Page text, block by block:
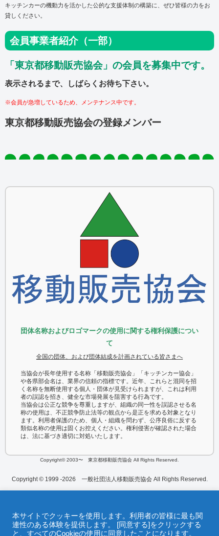
キッチンカーの機動力を活かした公的な支援体制の構築に、ぜひ皆様の力をお
貸しください。
会員事業者紹介（一部）
「東京都移動販売協会」の会員を募集中です。
表示されるまで、しばらくお待ち下さい。
※会員が急増しているため、メンテナンス中です。
東京都移動販売協会の登録メンバー
団体名称およびロゴマークの使用に関する権利保護につい
て
全国の団体、および団体結成を計画されている皆さまへ
当協会が長年使用する名称「移動販売協会」「キッチンカー協会」
や各県部会名は、業界の信頼の指標です。近年、これらと混同を招
く名称を無断使用する個人・団体が見受けられますが、これは利用
者の誤認を招き、健全な市場発展を阻害する行為です。
当協会は公正な競争を尊重しますが、組織の同一性を誤認させる名
称の使用は、不正競争防止法等の観点から是正を求める対象となり
ます。利用者保護のため、個人・組織を問わず、公序良俗に反する
類似名称の使用は固くお控えください。権利侵害が確認された場合
は、法に基づき適切に対処いたします。
Copyright© 2003〜 東京都移動販売協会 All Rights Reserved.
Copyright © 1999 -2026 一般社団法人移動販売協会 All Rights Reserved.
本サイトでクッキーを使用します。利用者の皆様に最も関
連性のある体験を提供します。 [同意する]をクリックする
と、すべてのCookieの使用に同意したことになります。